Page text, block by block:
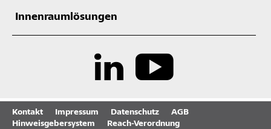
Innenraumlösungen
Kontakt Impressum Datenschutz
AGB
Hinweisgebersystem
Reach-Verordnung